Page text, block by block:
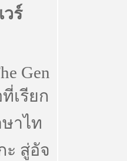
Gen
เรียก
าไท
ะ สู่อัจ